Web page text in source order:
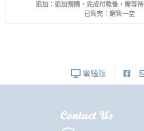
追加：追加預購，完成付款後，需等
已售完：銷售一空
電腦版